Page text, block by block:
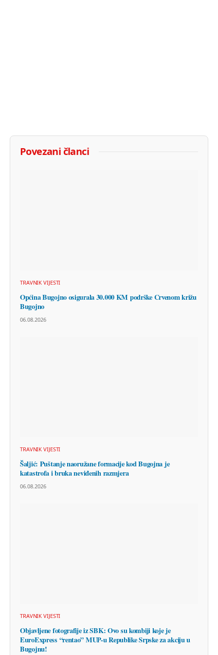
Povezani članci
TRAVNIK VIJESTI
Općina Bugojno osigurala 30.000 KM podrške Crvenom križu
Bugojno
06.08.2026
TRAVNIK VIJESTI
Šaljić: Puštanje naoružane formacije kod Bugojna je
katastrofa i bruka neviđenih razmjera
06.08.2026
TRAVNIK VIJESTI
Objavljene fotografije iz SBK: Ovo su kombiji koje je
EuroExpress “rentao” MUP-u Republike Srpske za akciju u
Bugojnu!